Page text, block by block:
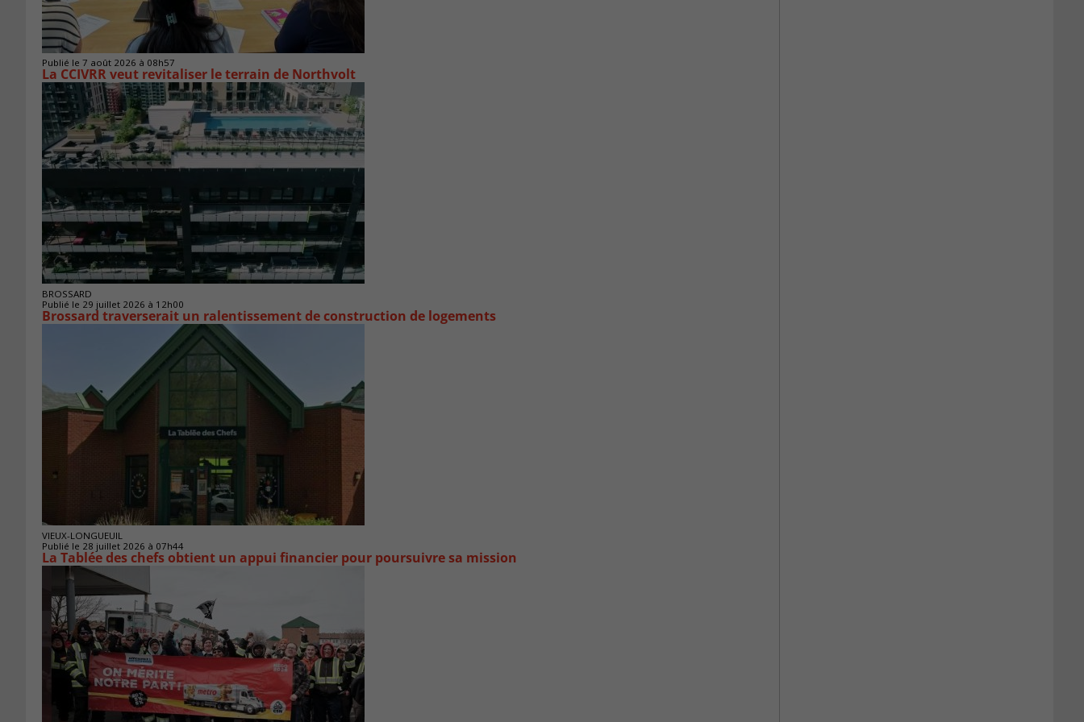
Publié le 7 août 2026 à 08h57
La CCIVRR veut revitaliser le terrain de Northvolt
BROSSARD
Publié le 29 juillet 2026 à 12h00
Brossard traverserait un ralentissement de construction de logements
VIEUX-LONGUEUIL
Publié le 28 juillet 2026 à 07h44
La Tablée des chefs obtient un appui financier pour poursuivre sa mission